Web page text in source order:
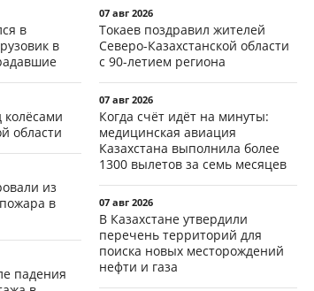
в
в
области
из
в
падения
07 авг 2026
Токаев поздравил жителей
Северо-Казахстанской области
с 90-летием региона
07 авг 2026
Когда счёт идёт на минуты:
медицинская авиация
Казахстана выполнила более
1300 вылетов за семь месяцев
07 авг 2026
В Казахстане утвердили
перечень территорий для
поиска новых месторождений
нефти и газа